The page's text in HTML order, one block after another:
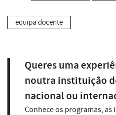
equipa docente
Queres uma
noutra instituição
nacional ou
Conhece os programas,